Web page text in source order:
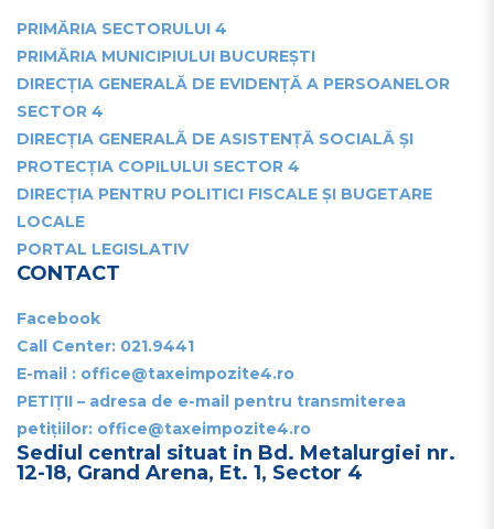
PRIMĂRIA SECTORULUI 4
PRIMĂRIA MUNICIPIULUI BUCUREȘTI
DIRECȚIA GENERALĂ DE EVIDENȚĂ A PERSOANELOR
SECTOR 4
DIRECȚIA GENERALĂ DE ASISTENȚĂ SOCIALĂ ȘI
PROTECȚIA COPILULUI SECTOR 4
DIRECȚIA PENTRU POLITICI FISCALE ȘI BUGETARE
LOCALE
PORTAL LEGISLATIV
CONTACT
Facebook
Call Center: 021.9441
E-mail : office@taxeimpozite4.ro
PETIȚII – adresa de e-mail pentru transmiterea
petițiilor: office@taxeimpozite4.ro
Sediul central situat in Bd. Metalurgiei nr.
12-18, Grand Arena, Et. 1, Sector 4